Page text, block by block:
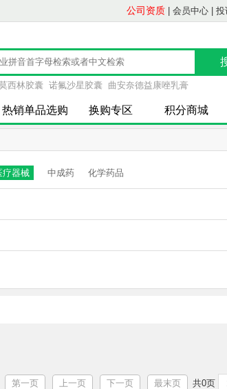
公司资质 会员中心 投
西林胶囊 诺氟沙星胶囊 曲安奈德益康唑乳膏
热销单品选购 换购专区 积分商城
疗器械 中成药 化学药品
第一页 上一页 下一页 最末页 共0页